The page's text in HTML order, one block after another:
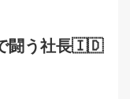
闘う社長🇮🇩